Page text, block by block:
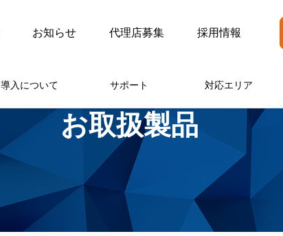
お知らせ 代理店募集 採用情報
導入について サポート 対応エリア
お取扱製品